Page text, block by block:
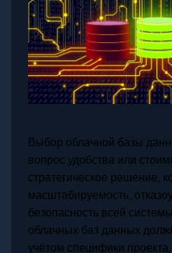
Выбор облачной базы
вопрос удобства или
стратегическое решение,
масштабируемость,
безопасность всей
облачных баз данных
учётом специфики